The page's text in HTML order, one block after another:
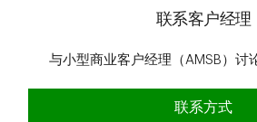
联系客户经理
与小型商业客户经理（AMSB）讨
联系方式